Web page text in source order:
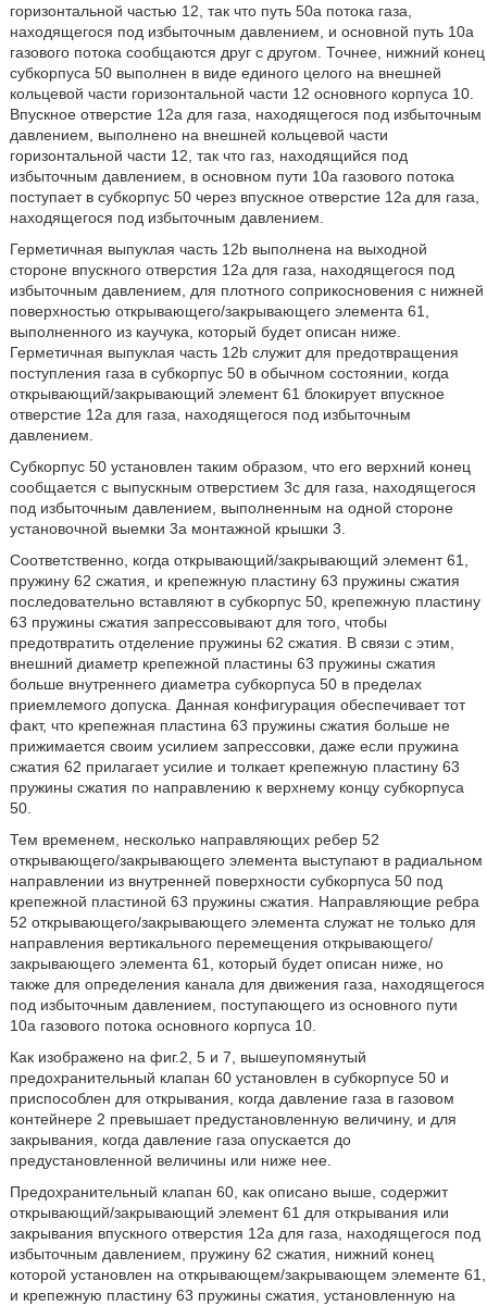
горизонтальной частью 12, так что путь 50а потока газа,
находящегося под избыточным давлением, и основной путь 10а
газового потока сообщаются друг с другом. Точнее, нижний конец
субкорпуса 50 выполнен в виде единого целого на внешней
кольцевой части горизонтальной части 12 основного корпуса 10.
Впускное отверстие 12а для газа, находящегося под избыточным
давлением, выполнено на внешней кольцевой части
горизонтальной части 12, так что газ, находящийся под
избыточным давлением, в основном пути 10а газового потока
поступает в субкорпус 50 через впускное отверстие 12а для газа,
находящегося под избыточным давлением.
Герметичная выпуклая часть 12b выполнена на выходной
стороне впускного отверстия 12а для газа, находящегося под
избыточным давлением, для плотного соприкосновения с нижней
поверхностью открывающего/закрывающего элемента 61,
выполненного из каучука, который будет описан ниже.
Герметичная выпуклая часть 12b служит для предотвращения
поступления газа в субкорпус 50 в обычном состоянии, когда
открывающий/закрывающий элемент 61 блокирует впускное
отверстие 12а для газа, находящегося под избыточным
давлением.
Субкорпус 50 установлен таким образом, что его верхний конец
сообщается с выпускным отверстием 3с для газа, находящегося
под избыточным давлением, выполненным на одной стороне
установочной выемки 3а монтажной крышки 3.
Соответственно, когда открывающий/закрывающий элемент 61,
пружину 62 сжатия, и крепежную пластину 63 пружины сжатия
последовательно вставляют в субкорпус 50, крепежную пластину
63 пружины сжатия запрессовывают для того, чтобы
предотвратить отделение пружины 62 сжатия. В связи с этим,
внешний диаметр крепежной пластины 63 пружины сжатия
больше внутреннего диаметра субкорпуса 50 в пределах
приемлемого допуска. Данная конфигурация обеспечивает тот
факт, что крепежная пластина 63 пружины сжатия больше не
прижимается своим усилием запрессовки, даже если пружина
сжатия 62 прилагает усилие и толкает крепежную пластину 63
пружины сжатия по направлению к верхнему концу субкорпуса
50.
Тем временем, несколько направляющих ребер 52
открывающего/закрывающего элемента выступают в радиальном
направлении из внутренней поверхности субкорпуса 50 под
крепежной пластиной 63 пружины сжатия. Направляющие ребра
52 открывающего/закрывающего элемента служат не только для
направления вертикального перемещения открывающего/
закрывающего элемента 61, который будет описан ниже, но
также для определения канала для движения газа, находящегося
под избыточным давлением, поступающего из основного пути
10а газового потока основного корпуса 10.
Как изображено на фиг.2, 5 и 7, вышеупомянутый
предохранительный клапан 60 установлен в субкорпусе 50 и
приспособлен для открывания, когда давление газа в газовом
контейнере 2 превышает предустановленную величину, и для
закрывания, когда давление газа опускается до
предустановленной величины или ниже нее.
Предохранительный клапан 60, как описано выше, содержит
открывающий/закрывающий элемент 61 для открывания или
закрывания впускного отверстия 12а для газа, находящегося под
избыточным давлением, пружину 62 сжатия, нижний конец
которой установлен на открывающем/закрывающем элементе 61,
и крепежную пластину 63 пружины сжатия, установленную на